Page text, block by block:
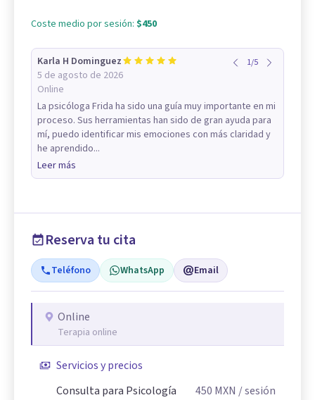
Coste medio por sesión: $450
Karla H Dominguez
5 de agosto de 2026
Online
1/5
La psicóloga Frida ha sido una guía muy importante en mi
proceso. Sus herramientas han sido de gran ayuda para
mí, puedo identificar mis emociones con más claridad y
he aprendido...
Leer más
Reserva tu cita
Teléfono WhatsApp Email
Online
Terapia online
Servicios y precios
Consulta para Psicología
450 MXN / sesión